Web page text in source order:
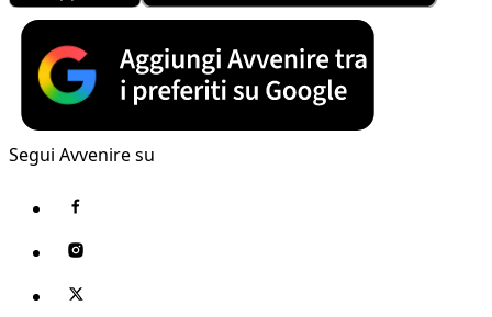
Segui Avvenire su